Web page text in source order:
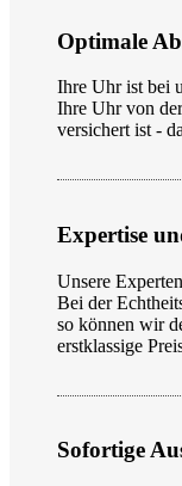
Optimale
Ihre Uhr ist bei
Ihre Uhr von
versichert ist -
Expertise
Unsere
Bei der
so können wir
erstklassige
Sofortige